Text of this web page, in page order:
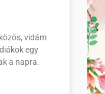
vidám
egy
a napra.